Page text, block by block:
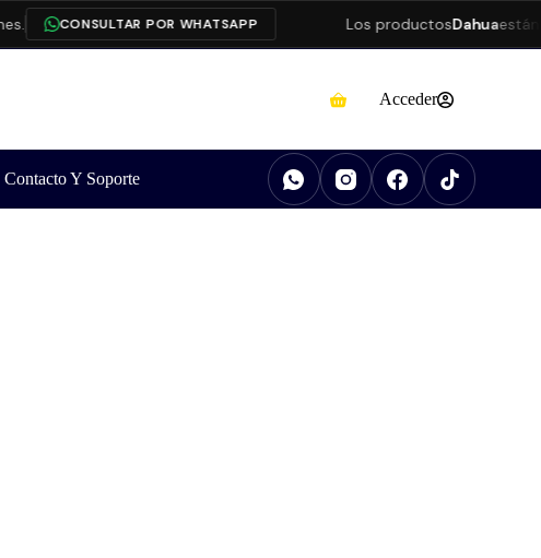
CONSULTAR POR WHATSAPP Los productosDahuaestán
Acceder
Contacto Y Soporte